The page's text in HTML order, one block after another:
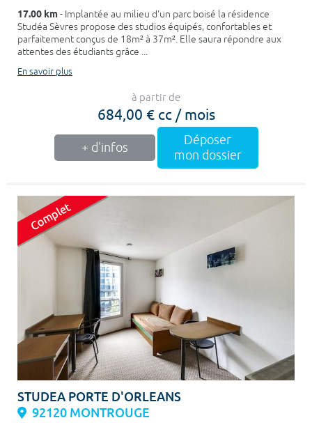
17.00 km- Implantée au milieu d'un parc boisé la résidence
Studéa Sèvres propose des studios équipés, confortables et
parfaitement conçus de 18m² à 37m². Elle saura répondre aux
attentes des étudiants grâce ...
En savoir plus
à partir de
684,00 € cc / mois
+ d'infos
Déposer
mon dossier
STUDEA PORTE D'ORLEANS
92120 MONTROUGE